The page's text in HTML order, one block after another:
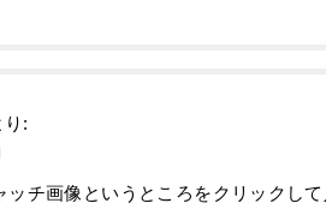
り:
ッチ画像というところをクリックして